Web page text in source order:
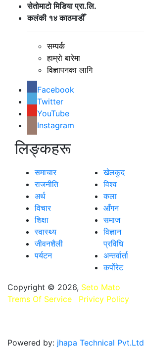
सेतोमाटो मिडिया प्रा.लि.
कलंकी १४ काठमाडौँ
सम्पर्क
हाम्रो बारेमा
विज्ञापनका लागि
Facebook
Twitter
YouTube
Instagram
लिङ्कहरू
समाचार
राजनीति
अर्थ
विचार
शिक्षा
स्वास्थ्य
जीवनशैली
पर्यटन
खेलकुद
विश्व
कला
आँगन
समाज
विज्ञान
प्रविधि
अन्तर्वार्ता
कर्पोरेट
Copyright © 2026, Seto Mato
Trems Of Service
Privicy Policy
Powered by: jhapa Technical Pvt.Ltd